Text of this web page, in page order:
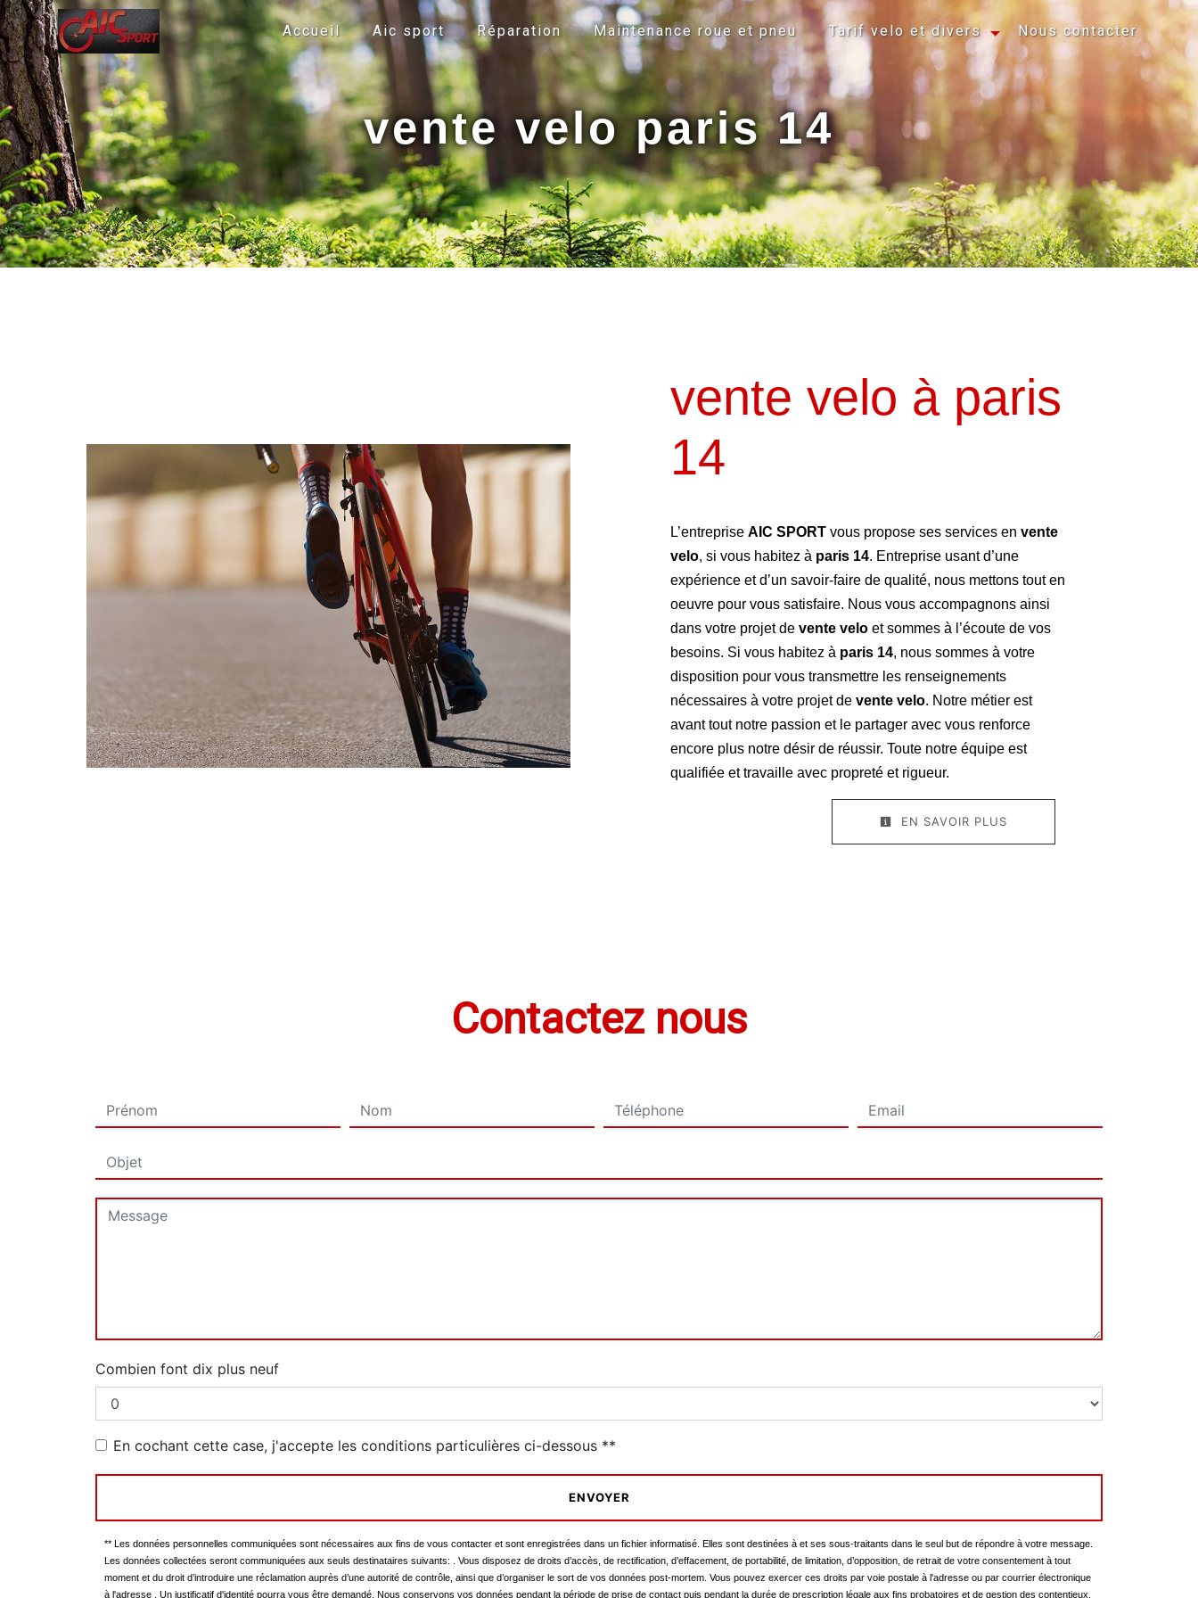
Accueil Aic sport Réparation Maintenance roue et pneu Tarif velo et divers Nous contacter
vente velo paris 14
vente velo à paris
14
L’entreprise AIC SPORT vous propose ses services en vente
velo, si vous habitez à paris 14. Entreprise usant d’une
expérience et d’un savoir-faire de qualité, nous mettons tout en
oeuvre pour vous satisfaire. Nous vous accompagnons ainsi
dans votre projet de vente velo et sommes à l’écoute de vos
besoins. Si vous habitez à paris 14, nous sommes à votre
disposition pour vous transmettre les renseignements
nécessaires à votre projet de vente velo. Notre métier est
avant tout notre passion et le partager avec vous renforce
encore plus notre désir de réussir. Toute notre équipe est
qualifiée et travaille avec propreté et rigueur.
EN SAVOIR PLUS
Contactez nous
Combien font dix plus neuf
En cochant cette case, j'accepte les conditions particulières ci-dessous **
ENVOYER
** Les données personnelles communiquées sont nécessaires aux fins de vous contacter et sont enregistrées dans un fichier informatisé. Elles sont destinées à et ses sous-traitants dans le seul but de répondre à votre message.
Les données collectées seront communiquées aux seuls destinataires suivants: . Vous disposez de droits d’accès, de rectification, d’effacement, de portabilité, de limitation, d’opposition, de retrait de votre consentement à tout
moment et du droit d’introduire une réclamation auprès d’une autorité de contrôle, ainsi que d’organiser le sort de vos données post-mortem. Vous pouvez exercer ces droits par voie postale à l'adresse ou par courrier électronique
à l'adresse . Un justificatif d'identité pourra vous être demandé. Nous conservons vos données pendant la période de prise de contact puis pendant la durée de prescription légale aux fins probatoires et de gestion des contentieux.
Panneau de gestion des cookies